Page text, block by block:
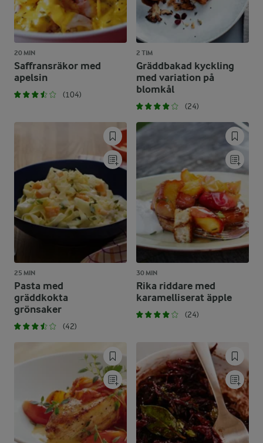
20 MIN
Saffransräkor med
apelsin
(104)
2 TIM
Gräddbakad kyckling
med variation på
blomkål
(24)
25 MIN
Pasta med
gräddkokta
grönsaker
(42)
30 MIN
Rika riddare med
karamelliserat äpple
(24)